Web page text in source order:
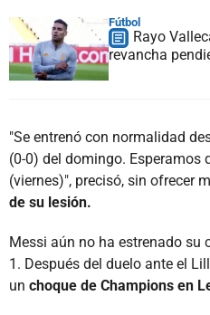
Fútbol
Rayo
revancha
"Se entrenó con normalidad
(0-0) del domingo. Esperamos
(viernes)", precisó, sin ofrecer
de su lesión.
Messi aún no ha estrenado su
1. Después del duelo ante el
un choque de Champions en